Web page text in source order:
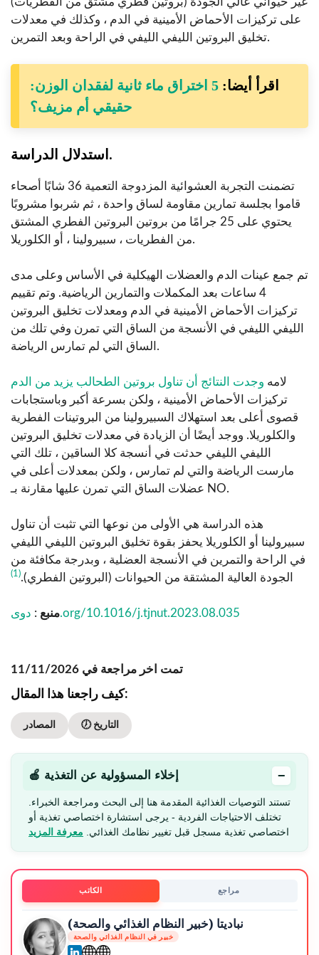
على تركيزات الأحماض الأمينية في الدم ، وكذلك في معدلات
تخليق البروتين الليفي الليفي في الراحة وبعد التمرين.
اقرأ أيضا:
5 اختراق ماء ثانية لفقدان الوزن:
حقيقي أم مزيف؟
استدلال الدراسة.
تضمنت التجربة العشوائية المزدوجة التعمية 36 شابًا أصحاء
قاموا بجلسة تمارين مقاومة لساق واحدة ، ثم شربوا مشروبًا
يحتوي على 25 جرامًا من بروتين البروتين الفطري المشتق
من الفطريات ، سبيرولينا ، أو الكلوريلا.
تم جمع عينات الدم والعضلات الهيكلية في الأساس وعلى مدى
4 ساعات بعد المكملات والتمارين الرياضية. وتم تقييم
تركيزات الأحماض الأمينية في الدم ومعدلات تخليق البروتين
الليفي الليفي في الأنسجة من الساق التي تمرن وفي تلك من
الساق التي لم تمارس الرياضة.
لامه وجدت النتائج أن تناول بروتين الطحالب يزيد من الدم
تركيزات الأحماض الأمينية ، ولكن بسرعة أكبر وباستجابات
قصوى أعلى بعد استهلاك السبيرولينا من البروتينات الفطرية
والكلوريلا. ووجد أيضًا أن الزيادة في معدلات تخليق البروتين
الليفي الليفي حدثت في أنسجة كلا الساقين ، تلك التي
مارست الرياضة والتي لم تمارس ، ولكن بمعدلات أعلى في
عضلات الساق التي تمرن عليها مقارنة بـ NO.
هذه الدراسة هي الأولى من نوعها التي تثبت أن تناول
سبيرولينا أو الكلوريلا يحفز بقوة تخليق البروتين الليفي الليفي
في الراحة والتمرين في الأنسجة العضلية ، وبدرجة مكافئة من
الجودة العالية المشتقة من الحيوانات (البروتين الفطري).(1)
منبع : دوى.org/10.1016/j.tjnut.2023.08.035
تمت اخر مراجعة في 11/11/2026
كيف راجعنا هذا المقال:
المصادر 🕖 التاريخ
🍎 إخلاء المسؤولية عن التغذية −
تستند التوصيات الغذائية المقدمة هنا إلى البحث ومراجعة الخبراء.
تختلف الاحتياجات الفردية - يرجى استشارة اختصاصي تغذية أو
اختصاصي تغذية مسجل قبل تغيير نظامك الغذائي. معرفة المزيد
الكاتب مراجع
نباديتا (خبير النظام الغذائي والصحة)
خبير في النظام الغذائي والصحة